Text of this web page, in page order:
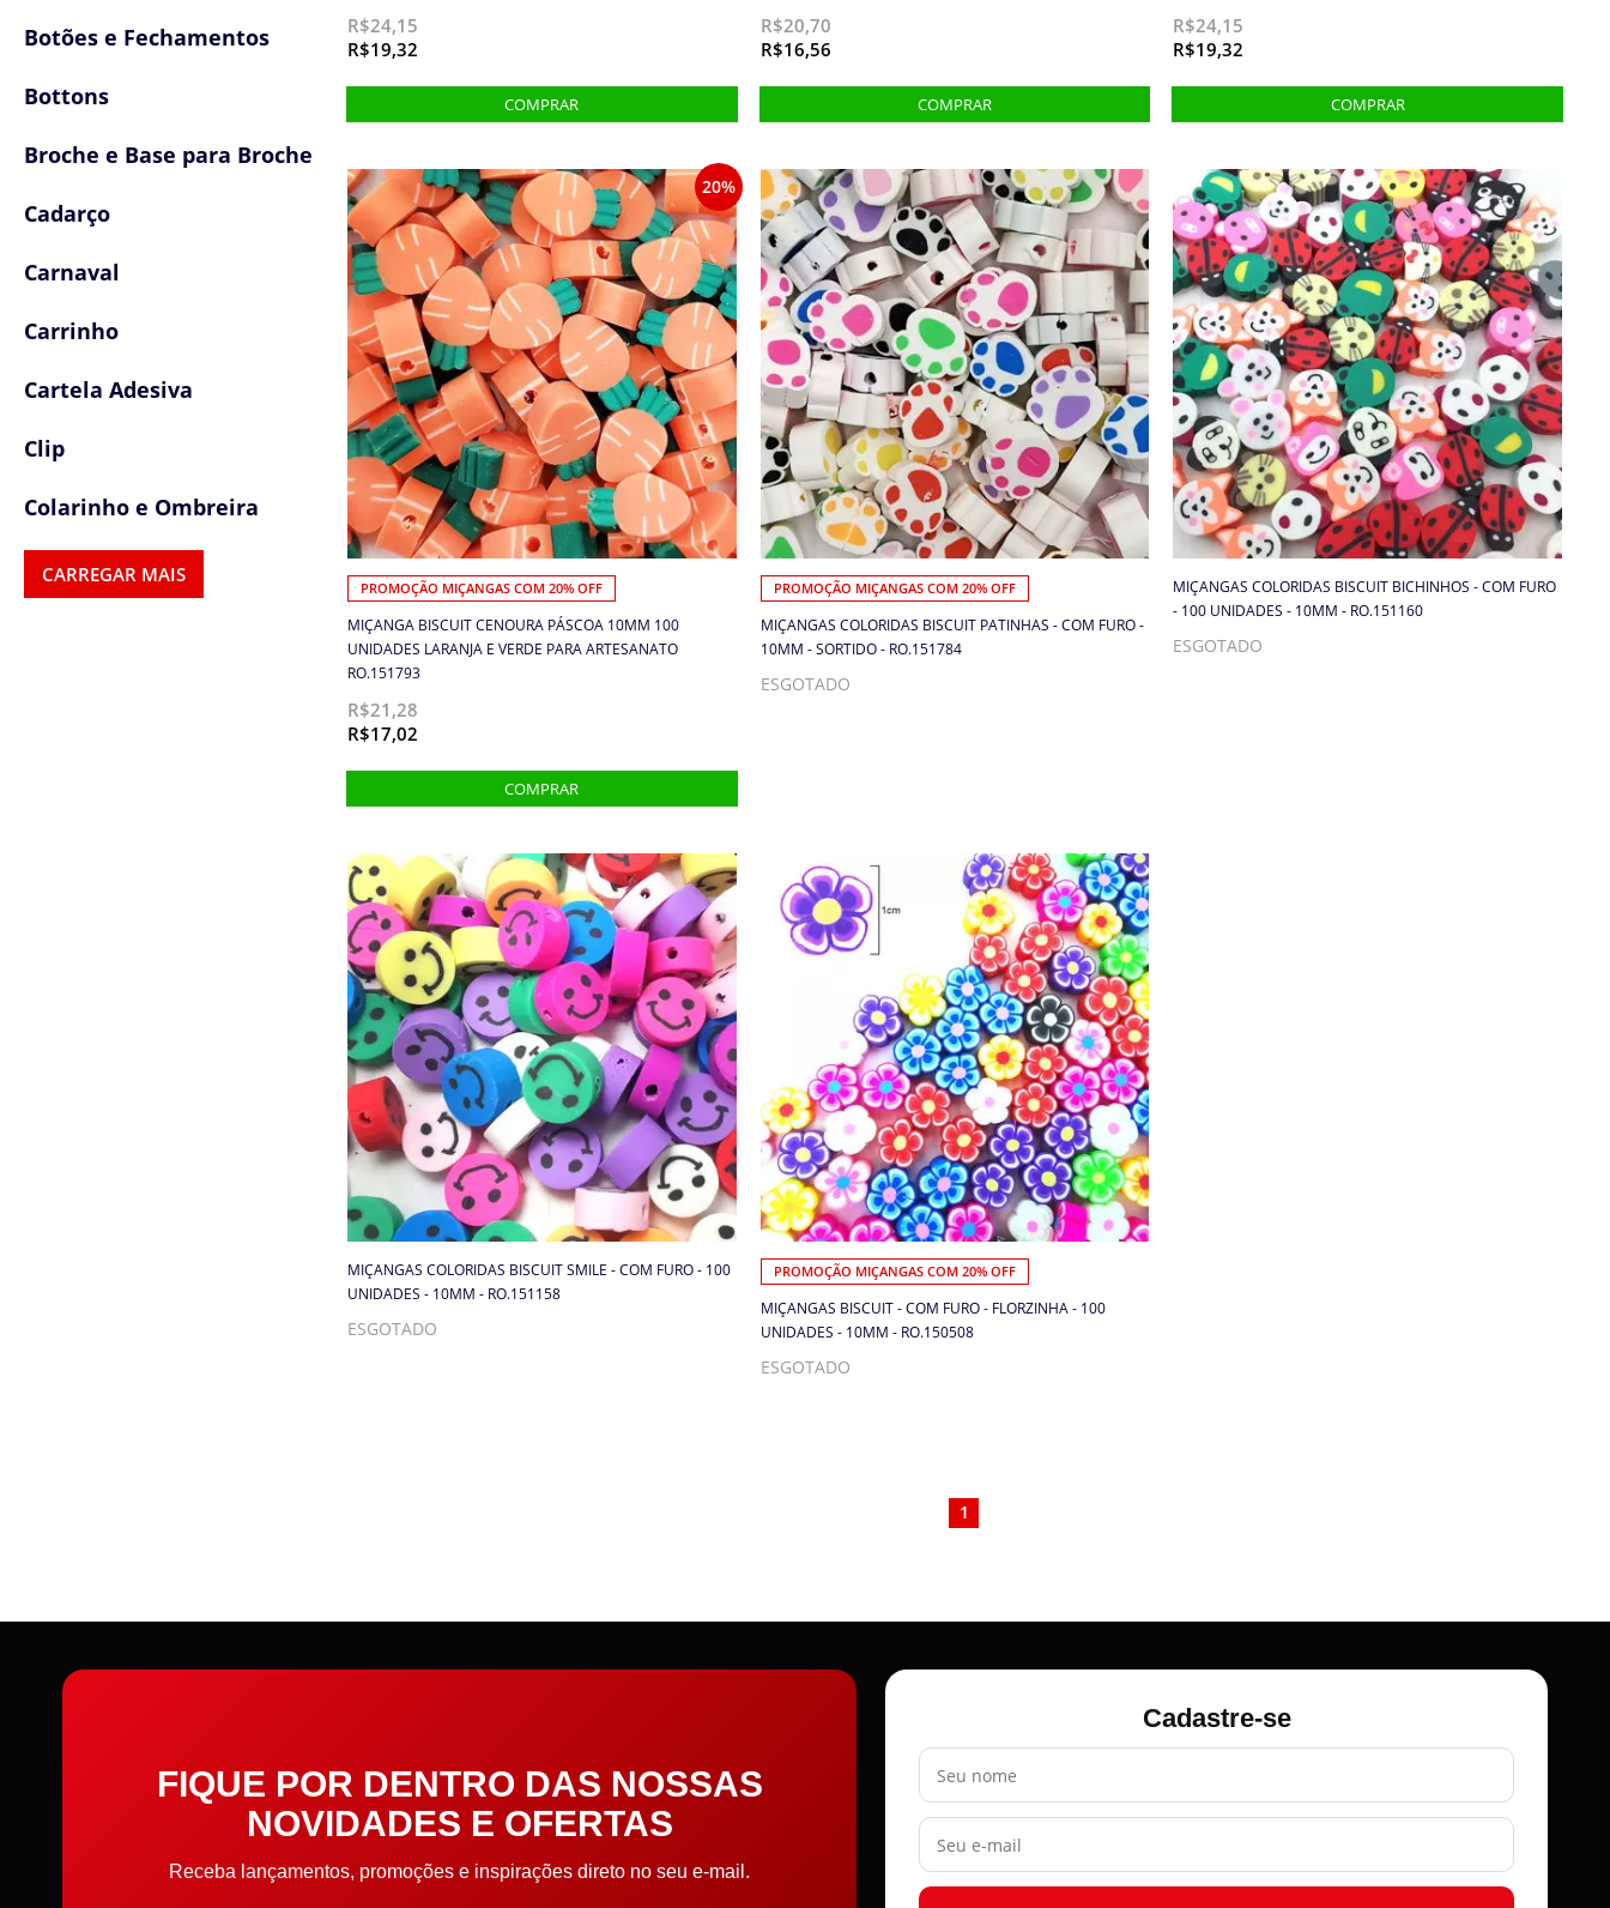
Botões e Fechamentos
Bottons
Broche e Base para Broche
Cadarço
Carnaval
Carrinho
Cartela Adesiva
Clip
Colarinho e Ombreira
Colas e Adesivos
CARREGAR MAIS
R$24,15
R$19,32
R$20,70
R$16,56
R$24,15
R$19,32
PROMOÇÃO MIÇANGAS COM 20% OFF
MIÇANGA BISCUIT CENOURA PÁSCOA 10MM 100
UNIDADES LARANJA E VERDE PARA ARTESANATO
RO.151793
R$21,28
R$17,02
20%
PROMOÇÃO MIÇANGAS COM 20% OFF
MIÇANGAS COLORIDAS BISCUIT PATINHAS - COM FURO -
10MM - SORTIDO - RO.151784
ESGOTADO
MIÇANGAS COLORIDAS BISCUIT BICHINHOS - COM FURO
- 100 UNIDADES - 10MM - RO.151160
ESGOTADO
MIÇANGAS COLORIDAS BISCUIT SMILE - COM FURO - 100
UNIDADES - 10MM - RO.151158
ESGOTADO
PROMOÇÃO MIÇANGAS COM 20% OFF
MIÇANGAS BISCUIT - COM FURO - FLORZINHA - 100
UNIDADES - 10MM - RO.150508
ESGOTADO
1
FIQUE POR DENTRO DAS NOSSAS
NOVIDADES E OFERTAS
Receba lançamentos, promoções e inspirações direto no seu e-mail.
Cadastre-se
Seu nome
Seu e-mail